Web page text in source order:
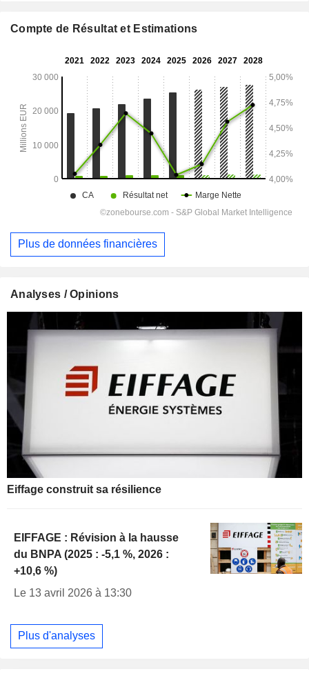
Compte de Résultat et Estimations
Plus de données financières
Analyses / Opinions
Eiffage construit sa résilience
EIFFAGE : Révision à la hausse
du BNPA (2025 : -5,1 %, 2026 :
+10,6 %)
Le 13 avril 2026 à 13:30
Plus d'analyses